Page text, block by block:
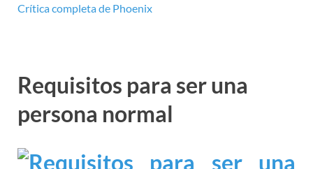
Crítica completa de Phoenix
Requisitos para ser una
persona normal